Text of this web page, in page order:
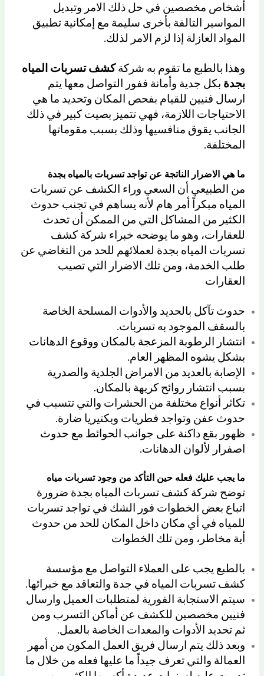
أشخاص مخصصين في حل ذلك الامر وتبديل
المواسير التالفة بأخرى سليمة مع إمكانية تطبيق
المواد العازلة إذا لزم الامر لذلك.
وهذا بالطبع ما تقوم به شركةكشف تسربات المياه
بجدة بكل جدية وأمانة ففور التواصل معها يتم
ارسال فنيين للقيام بفحص المكان وتحديد ما هي
الاحتياجات اللازمة، فهي تتميز بصيت كبير في ذلك
الجانب يقوق منافسيها وذلك بسبب مقوماتها
المختلفة.
ما هي الاضرار الناتجة عن تواجد تسربات بالمياه بجدة
من الطبيعي أن السعي وراء الكشف عن تسربات
المياه مبكراً أمر هام لأنه يساهم في تجنب حدوث
الكثير من المشاكل التي من الممكن أن تحدث
للعقارات، وهو ما يوضحه خبراء شركة كشف
تسربات المياه بجدة لعملائهم للحد من التغاضي عن
طلب الخدمة، ومن تلك الاضرار التي تصيب
العقارات
حدوث تآكل بالحديد والأدوات المسلحة الخاصة
بالسقف الموجود به تسربات.
انتشار الرطوبة المزعجة بالمكان ووقوع الدهانات
بشكل يشوه المظهر العام.
الإصابة بالعديد من الامراض الجلدية والصدرية
بسبب انتشار روائح كريهة بالمكان.
تكاثر أنواع مختلفة من الحشرات والتي تتسبب في
حدوث عفن وتواجد فطريات وبكتيريا ضارة.
ظهور بقع داكنة على جوانب الحوائط مع حدوث
اصفرار لألوان الدهانات.
ما يجب عليك فعله حين التأكد من وجود تسربات مياه
توضح شركة كشف تسربات المياه بجدة ضرورة
اتباع بعض الخطوات فور الشك في تواجد تسربات
للمياه في أي مكان داخل المكان للحد من حدوث
أية مخاطر، ومن تلك الخطوات
بالطبع يجب على العملاء التواصل مع مؤسسة
كشف تسربات المياه في جدة والتعاقد مع خبرائها.
سيتم الاستجابة الفورية لمتطلبات العميل وارسال
فنيين مخصصين للكشف عن أماكن التسرب ومن
ثم تحديد الأدوات والمعدات الخاصة بالعمل.
وبعد ذلك يتم ارسال فريق العمل المكون من أمهر
العمالة والتي تعرف جيداً ما عليها فعله من خلال ما